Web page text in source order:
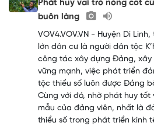
Phát huy vai trò nòng cốt
buôn làng
VOV4.VOV.VN - Huyện Di
lớn dân cư là người dân tộc
công tác xây dựng Đảng, xây
vững mạnh, việc phát triển
tộc thiểu số luôn được Đảng
Cùng với đó, nhờ phát huy
mẫu của đảng viên, nhất là
thiểu số trong phát triển kinh